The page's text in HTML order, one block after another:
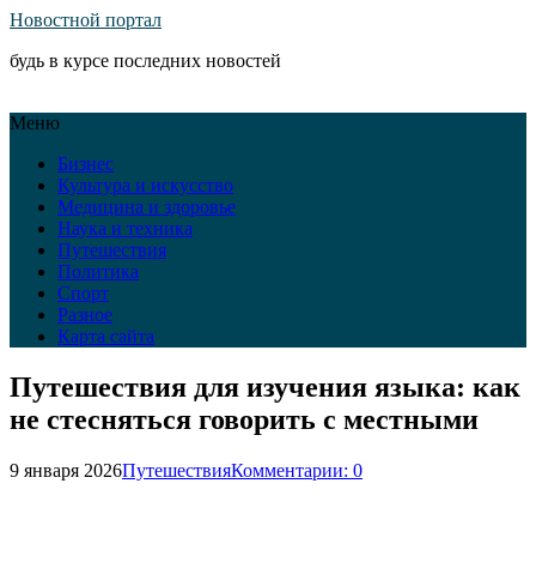
Новостной портал
будь в курсе последних новостей
Меню
Бизнес
Культура и искусство
Медицина и здоровье
Наука и техника
Путешествия
Политика
Спорт
Разное
Карта сайта
Путешествия для изучения языка: как
не стесняться говорить с местными
9 января 2026ПутешествияКомментарии: 0